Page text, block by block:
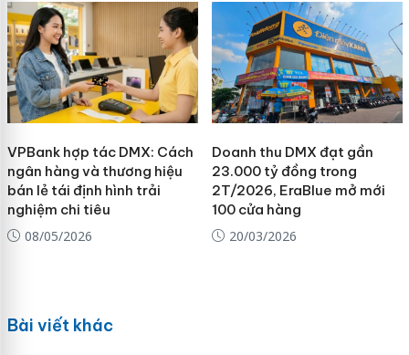
VPBank hợp tác DMX: Cách
ngân hàng và thương hiệu
bán lẻ tái định hình trải
nghiệm chi tiêu
08/05/2026
Doanh thu DMX đạt gần
23.000 tỷ đồng trong
2T/2026, EraBlue mở mới
100 cửa hàng
20/03/2026
Bài viết khác